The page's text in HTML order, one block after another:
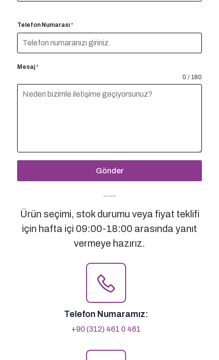
Telefon Numarası*
Mesaj*
0 / 180
Gönder
Bizimle İletişime Geçin
Ürün seçimi, stok durumu veya fiyat teklifi
için hafta içi 09:00-18:00 arasında yanıt
vermeye hazırız.
Telefon Numaramız:
+90 (312) 461 0 461